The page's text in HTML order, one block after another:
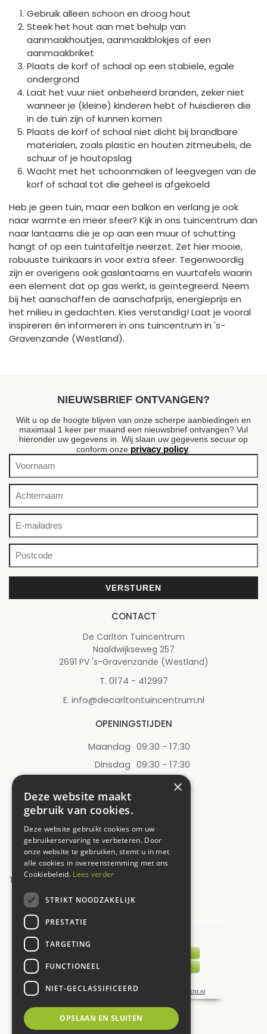
Gebruik alleen schoon en droog hout
Steek het hout aan met behulp van
aanmaakhoutjes, aanmaakblokjes of een
aanmaakbriket
Plaats de korf of schaal op een stabiele, egale
ondergrond
Laat het vuur niet onbeheerd branden, zeker niet
wanneer je (kleine) kinderen hebt of huisdieren die
in de tuin zijn of kunnen komen
Plaats de korf of schaal niet dicht bij brandbare
materialen, zoals plastic en houten zitmeubels, de
schuur of je houtopslag
Wacht met het schoonmaken of leegvegen van de
korf of schaal tot die geheel is afgekoeld
Heb je geen tuin, maar een balkon en verlang je ook
naar warmte en meer sfeer? Kijk in ons tuincentrum dan
naar lantaarns die je op aan een muur of schutting
hangt of op een tuintafeltje neerzet. Zet hier mooie,
robuuste tuinkaars in voor extra sfeer. Tegenwoordig
zijn er overigens ook gaslantaarns en vuurtafels waarin
een element dat op gas werkt, is geïntegreerd. Neem
bij het aanschaffen de aanschafprijs, energieprijs en
het milieu in gedachten. Kies verstandig! Laat je vooral
inspireren én informeren in ons tuincentrum in 's-
Gravenzande (Westland).
NIEUWSBRIEF ONTVANGEN?
Wilt u op de hoogte blijven van onze scherpe aanbiedingen en
maximaal 1 keer per maand een nieuwsbrief ontvangen? Vul
hieronder uw gegevens in. Wij slaan uw gegevens secuur op
conform onze privacy policy.
CONTACT
De Carlton Tuincentrum
Naaldwijkseweg 257
2691 PV 's-Gravenzande (Westland)
T. 0174 - 412997
E. info@decarltontuincentrum.nl
OPENINGSTIJDEN
Maandag 09:30 - 17:30
Dinsdag 09:30 - 17:30
09:30 - 17:30
Donderdag
Zaterdag 09:00 - 17:00
Zondag
12:00 - 17:00
Toon alle openingstijden
UW MENING TELT!
×
Deze website maakt
gebruik van cookies.
Deze website gebruikt cookies om uw
gebruikerservaring te verbeteren. Door
onze website te gebruiken, stemt u in met
alle cookies in overeenstemming met ons
Cookiebeleid. Lees verder
STRIKT NOODZAKELIJK
PRESTATIE
TARGETING
FUNCTIONEEL
NIET-GECLASSIFICEERD
OPSLAAN EN SLUITEN